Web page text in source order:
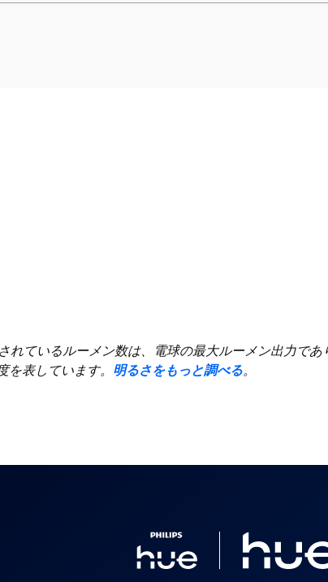
ているルーメン数は、電球の最大ルーメン出力であ
を表しています。 明るさをもっと調べる。